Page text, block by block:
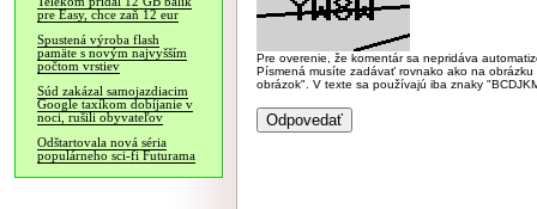
pre Easy, chce zaň 12 eur
Spustená výroba flash
pamäte s novým najvyšším
počtom vrstiev
Súd zakázal samojazdiacim
Google taxíkom dobíjanie v
noci, rušili obyvateľov
Odštartovala nová séria
populárneho sci-fi Futurama
Pre overenie, že komentár sa nepridáva
Písmená musíte zadávať rovnako ako na
obrázok". V texte sa používajú iba znaky